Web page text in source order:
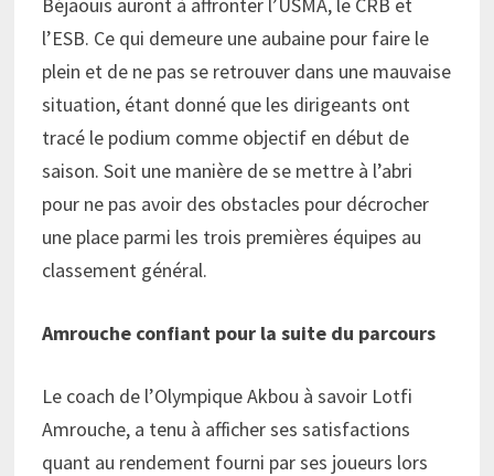
l’ESB. Ce qui demeure une aubaine pour faire le
plein et de ne pas se retrouver dans une mauvaise
situation, étant donné que les dirigeants ont
tracé le podium comme objectif en début de
saison. Soit une manière de se mettre à l’abri
pour ne pas avoir des obstacles pour décrocher
une place parmi les trois premières équipes au
classement général.
Amrouche confiant pour la suite du parcours
Le coach de l’Olympique Akbou à savoir Lotfi
Amrouche, a tenu à afficher ses satisfactions
quant au rendement fourni par ses joueurs lors